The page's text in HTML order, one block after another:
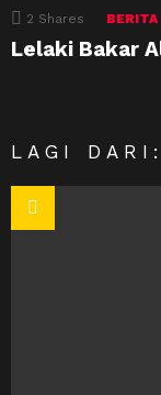
2 Shares BERITA
Lelaki Bakar
LAGI